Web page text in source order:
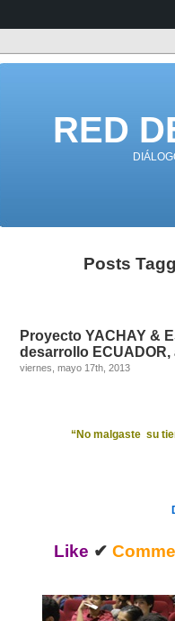
RED
Posts
Proyecto YACHAY &
desarrollo ECUADOR,
viernes, mayo 17th, 2013
“No malgaste su
Like ✔